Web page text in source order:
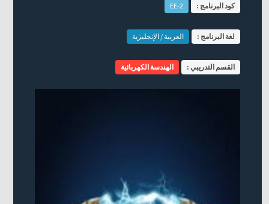
كود البرنامج : EE-2
لغة البرنامج : العربية / الإنجليزية
القسم التدريبي : الهندسة الكهربائية